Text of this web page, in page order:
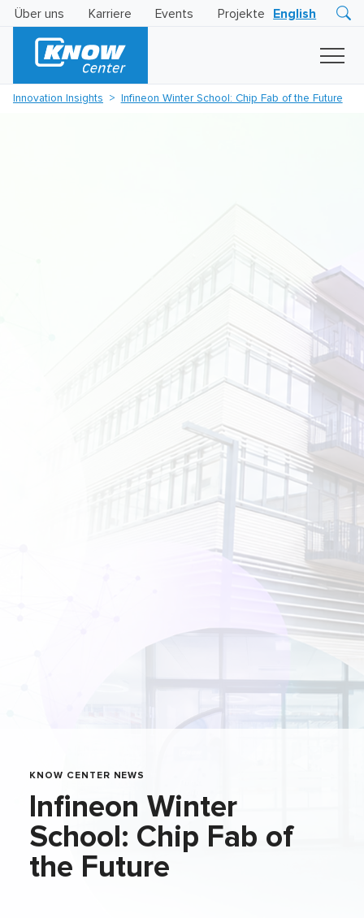
Über uns Karriere Events Projekte English
Insights
Innovation Insights Infineon Winter School: Chip Fab of the Future
KNOW CENTER NEWS
Infineon Winter
School: Chip Fab of
the Future